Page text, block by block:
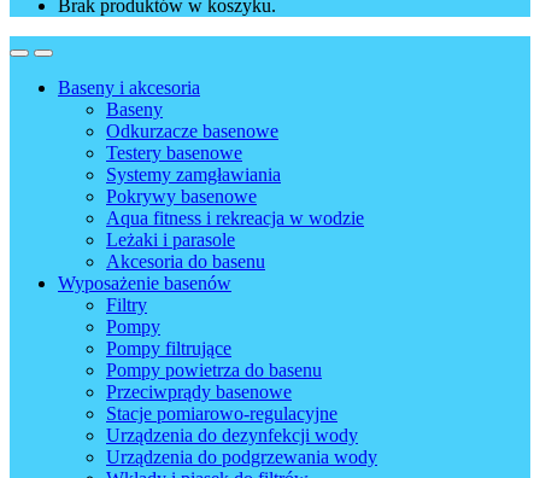
Brak produktów w koszyku.
Baseny i akcesoria
Baseny
Odkurzacze basenowe
Testery basenowe
Systemy zamgławiania
Pokrywy basenowe
Aqua fitness i rekreacja w wodzie
Leżaki i parasole
Akcesoria do basenu
Wyposażenie basenów
Filtry
Pompy
Pompy filtrujące
Pompy powietrza do basenu
Przeciwprądy basenowe
Stacje pomiarowo-regulacyjne
Urządzenia do dezynfekcji wody
Urządzenia do podgrzewania wody